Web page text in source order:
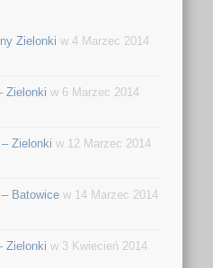
Zielonki w 4 Marzec 2014
Zielonki w 6 Marzec 2014
Zielonki w 12 Marzec 2014
Batowice w 14 Marzec 2014
Zielonki w 3 Kwiecień 2014